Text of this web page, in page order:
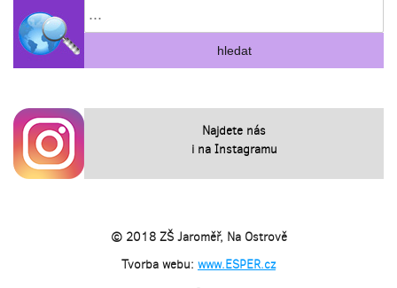
Najdete nás
i na Instagramu
© 2018 ZŠ Jaroměř, Na Ostrově
Tvorba webu: www.ESPER.cz